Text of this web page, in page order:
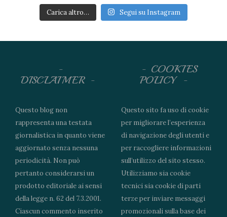
Carica altro… Segui su Instagram
DISCLAIMER
Questo blog non
rappresenta una testata
giornalistica in quanto viene
aggiornato senza nessuna
periodicità. Non può
pertanto considerarsi un
prodotto editoriale ai sensi
della legge n. 62 del 7.3.2001.
Ciascun commento inserito
COOKIES
POLICY
Questo sito fa uso di cookie
per migliorare l’esperienza
di navigazione degli utenti e
per raccogliere informazioni
sull’utilizzo del sito stesso.
Utilizziamo sia cookie
tecnici sia cookie di parti
terze per inviare messaggi
promozionali sulla base dei